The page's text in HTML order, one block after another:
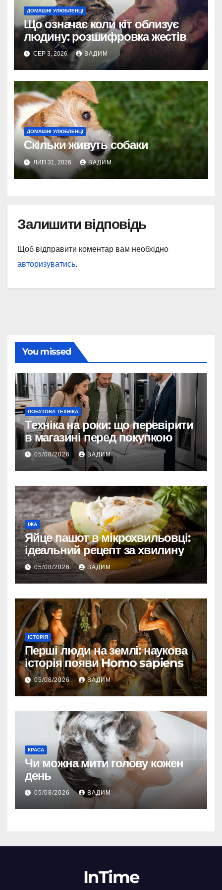
ДОМАШНІ УЛЮБЛЕНЦІ
Що означає коли кіт облизує
людину: розшифровка жестів
СЕР 3, 2026 ВАДИМ
ДОМАШНІ УЛЮБЛЕНЦІ
Скільки живуть собаки
ЛИП 31, 2026 ВАДИМ
Залишити відповідь
Щоб відправити коментар вам необхідно
авторизуватись.
You missed
ПОБУТОВА ТЕХНІКА
Техніка на роки: що перевірити
в магазині перед покупкою
05/08/2026 ВАДИМ
ЇЖА
Яйце пашот в мікрохвильовці:
ідеальний рецепт за хвилину
05/08/2026 ВАДИМ
ІСТОРІЯ
Перші люди на землі: наукова
історія появи Homo sapiens
05/08/2026 ВАДИМ
КРАСА
Чи можна мити голову кожен
день
05/08/2026 ВАДИМ
InTime